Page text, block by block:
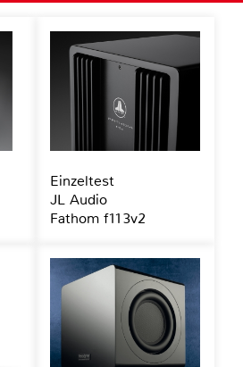
Einzeltest
JL Audio
Fathom f113v2